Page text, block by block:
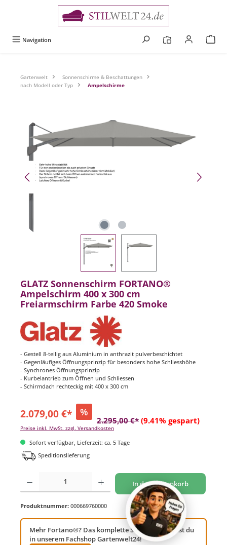
Navigation
Gartenwelt
Sonnenschirme & Beschattungen
nach Modell oder Typ
Ampelschirme
Bildergalerie überspringen
GLATZ Sonnenschirm FORTANO®
Ampelschirm 400 x 300 cm
Freiarmschirm Farbe 420 Smoke
- Gestell 8-teilig aus Aluminium in anthrazit pulverbeschichtet
- Gegenläufiges Öffnungsprinzip für besonders hohe Schliesshöhe
- Synchrones Öffnungsprinzip
- Kurbelantrieb zum Öffnen und Schliessen
- Schirmdach rechteckig mit 400 x 300 cm
2.079,00 €* %
2.295,00 €* (9.41% gespart)
Preise inkl. MwSt. zzgl. Versandkosten
Sofort verfügbar, Lieferzeit: ca. 5 Tage
Speditionslieferung
Produkt Anzahl: Gib den gewünschten Wert ein oder benutze die Schaltflächen um
In den Warenkorb
Produktnummer: 000669760000
Mehr Fortano®? Das komplette Sortiment findest du
in unserem Fachshop Gartenwelt24!